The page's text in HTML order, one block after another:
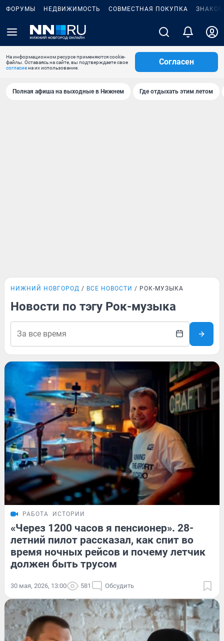
ФОРУМЫ НЕДВИЖИМОСТЬ СОВМЕСТНАЯ ПОКУПКА
На информационном ресурсе применяются cookie-
файлы. Оставаясь на сайте, вы подтверждаете свое
согласиена их использование.
Согласен
Полная афиша на выходные в Нижнем Где отдыхать этим летом
НИЖНИЙ НОВГОРОД ВСЕ НОВОСТИ РОК-МУЗЫКА
Новости по тэгу Рок-музыка
РАБОТА ИСТОРИИ
«Через 1200 часов я пенсионер». 28-
летний пилот рассказал, как спит во
время ночных рейсов и почему летчик
должен быть трусом
30 мая, 2026, 13:00 581 Обсудить